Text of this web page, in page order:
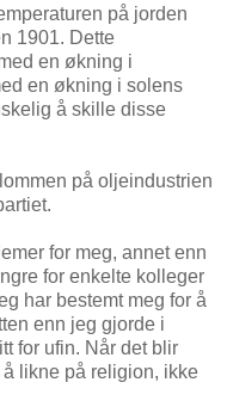
på jorden
1901. Dette
en økning i
en økning i solens
å skille disse
på oljeindustrien
for meg, annet enn
for enkelte kolleger
har bestemt meg for å
enn jeg gjorde i
for ufin. Når det blir
likne på religion, ikke